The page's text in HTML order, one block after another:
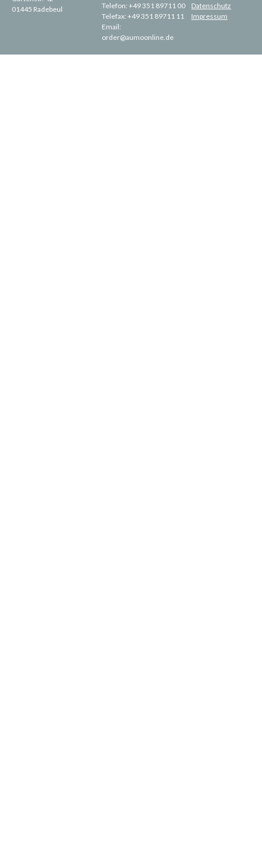
01445 Radebeul
Telefon: +49 351 89711 00
Telefax: +49 351 89711 11
Email:
order@aumoonline.de
Datenschutz
Impressum